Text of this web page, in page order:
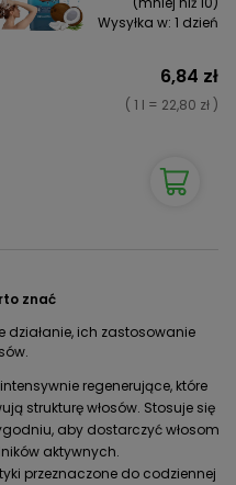
Wysyłka w: 1 dzień
6,84 zł
( 1 l = 22,80 zł )
znać
ich zastosowanie
regenerujące, które
strukturę włosów. Stosuje się
aby dostarczyć włosom
aktywnych.
przeznaczone do codziennej